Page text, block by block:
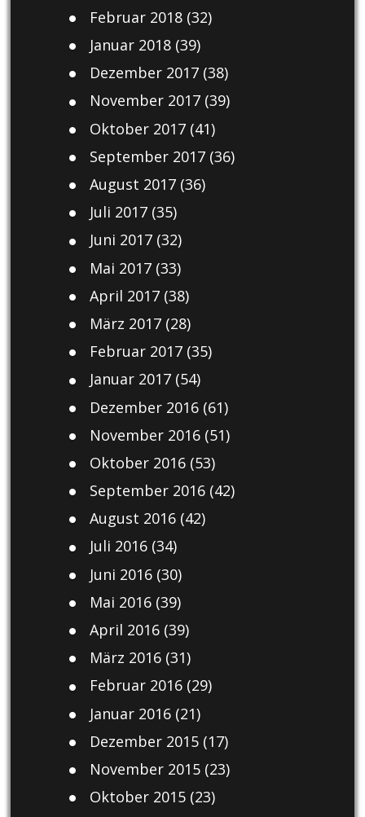
Februar 2018(32)
Januar 2018(39)
Dezember 2017(38)
November 2017(39)
Oktober 2017(41)
September 2017(36)
August 2017(36)
Juli 2017(35)
Juni 2017(32)
Mai 2017(33)
April 2017(38)
März 2017(28)
Februar 2017(35)
Januar 2017(54)
Dezember 2016(61)
November 2016(51)
Oktober 2016(53)
September 2016(42)
August 2016(42)
Juli 2016(34)
Juni 2016(30)
Mai 2016(39)
April 2016(39)
März 2016(31)
Februar 2016(29)
Januar 2016(21)
Dezember 2015(17)
November 2015(23)
Oktober 2015(23)